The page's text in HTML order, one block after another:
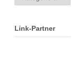
Link-Partner